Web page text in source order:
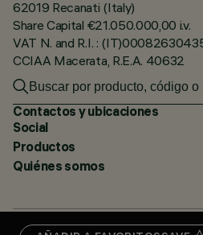
62019 Recanati (Italy)
Share Capital €21.050.000,00 i.v.
VAT N. and R.I. :
CCIAA Macerata, R.E.A. 40632
Contactos y ubicaciones
Social
Productos
Quiénes somos